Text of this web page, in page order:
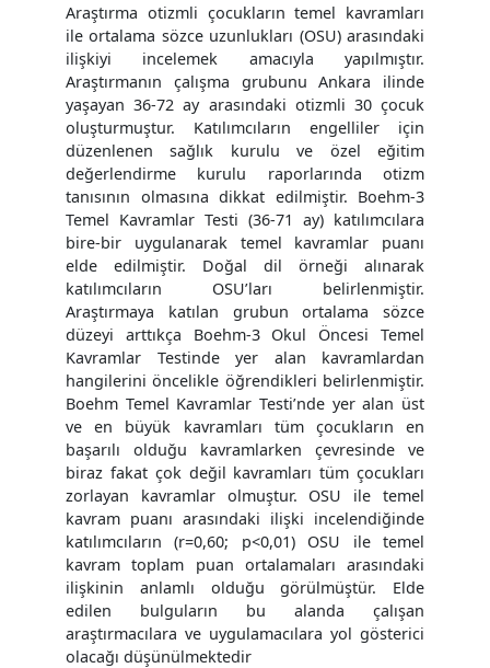
Araştırma otizmli çocukların temel kavramları
ile ortalama sözce uzunlukları (OSU) arasındaki
ilişkiyi incelemek amacıyla yapılmıştır.
Araştırmanın çalışma grubunu Ankara ilinde
yaşayan 36-72 ay arasındaki otizmli 30 çocuk
oluşturmuştur. Katılımcıların engelliler için
düzenlenen sağlık kurulu ve özel eğitim
değerlendirme kurulu raporlarında otizm
tanısının olmasına dikkat edilmiştir. Boehm-3
Temel Kavramlar Testi (36-71 ay) katılımcılara
bire-bir uygulanarak temel kavramlar puanı
elde edilmiştir. Doğal dil örneği alınarak
katılımcıların OSU’ları belirlenmiştir.
Araştırmaya katılan grubun ortalama sözce
düzeyi arttıkça Boehm-3 Okul Öncesi Temel
Kavramlar Testinde yer alan kavramlardan
hangilerini öncelikle öğrendikleri belirlenmiştir.
Boehm Temel Kavramlar Testi’nde yer alan üst
ve en büyük kavramları tüm çocukların en
başarılı olduğu kavramlarken çevresinde ve
biraz fakat çok değil kavramları tüm çocukları
zorlayan kavramlar olmuştur. OSU ile temel
kavram puanı arasındaki ilişki incelendiğinde
katılımcıların (r=0,60; p<0,01) OSU ile temel
kavram toplam puan ortalamaları arasındaki
ilişkinin anlamlı olduğu görülmüştür. Elde
edilen bulguların bu alanda çalışan
araştırmacılara ve uygulamacılara yol gösterici
olacağı düşünülmektedir